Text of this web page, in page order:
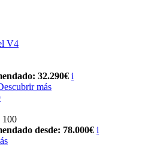
V4
32.290€ i
más
desde: 78.000€ i